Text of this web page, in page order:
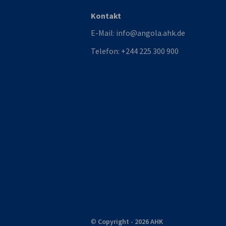
Kontakt
E-Mail: info@angola.ahk.de
Telefon: +244 225 300 900
© Copyright - 2026 AHK